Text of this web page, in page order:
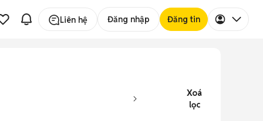
Liên hệ Đăng nhập Đăng tin
Xoá
lọc